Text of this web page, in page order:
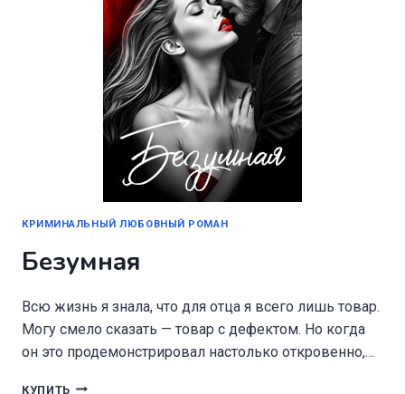
КРИМИНАЛЬНЫЙ ЛЮБОВНЫЙ РОМАН
Безумная
Всю жизнь я знала, что для отца я всего лишь товар.
Могу смело сказать — товар с дефектом. Но когда
он это продемонстрировал настолько откровенно,…
КУПИТЬ БЕЗУМНАЯ